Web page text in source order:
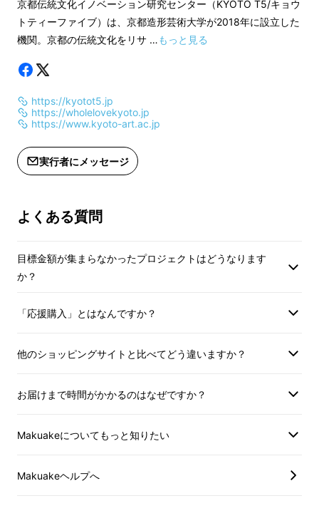
そんな言葉で始めてみましたが、伝統工芸って
「守っていかないといけないもの」や「素晴ら
しいもの」、「価値のあるもの」など、そう
いった印象が薄っすらとあるだけで、それ以上
多いのではないでしょうか？
どうして素晴らしいはずのものなのに、今を生
きている人たちには届きにくいのでしょうか？
中で世界を終わらせてしまうことがあります。
きるリサーチをはじめました。職人さんに実際
人々の生活に寄り添っていたことや、日本人だ
た。 自分たちと遠いなんてことは全くなくて、
てます。
見つけてきたことを、
-制作協力 : たばた
京都伝統文化イノベーション研究センター（KYOTO T5/キョウ
トティーファイブ）は、京都造形芸術大学が2018年に設立した
機関。京都の伝統文化をリサ …もっと見る
https://kyotot5.jp
https://wholelovekyoto.jp
https://www.kyoto-art.ac.jp
実行者にメッセージ
よくある質問
目標金額が集まらなかったプロジェクトはどうなります
か？
「応援購入」とはなんですか？
他のショッピングサイトと比べてどう違いますか？
お届けまで時間がかかるのはなぜですか？
Makuakeについてもっと知りたい
Makuakeヘルプへ